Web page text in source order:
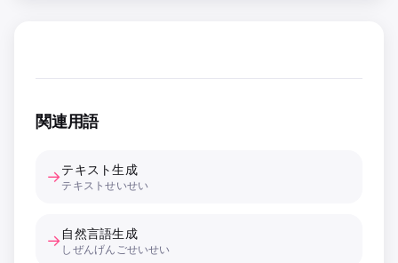
関連用語
→テキスト生成
テキストせいせい
→自然言語生成
しぜんげんごせいせい